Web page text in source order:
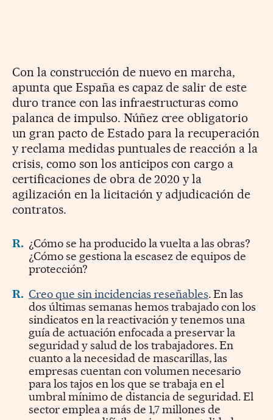
Con la construcción de nuevo en marcha,
apunta que España es capaz de salir de este
duro trance con las infraestructuras como
palanca de impulso. Núñez cree obligatorio
un gran pacto de Estado para la recuperación
y reclama medidas puntuales de reacción a la
crisis, como son los anticipos con cargo a
certificaciones de obra de 2020 y la
agilización en la licitación y adjudicación de
contratos.
R. ¿Cómo se ha producido la vuelta a las obras?
¿Cómo se gestiona la escasez de equipos de
protección?
R. Creo que sin incidencias reseñables. En las
dos últimas semanas hemos trabajado con los
sindicatos en la reactivación y tenemos una
guía de actuación enfocada a preservar la
seguridad y salud de los trabajadores. En
cuanto a la necesidad de mascarillas, las
empresas cuentan con volumen necesario
para los tajos en los que se trabaja en el
umbral mínimo de distancia de seguridad. El
sector emplea a más de 1,7 millones de